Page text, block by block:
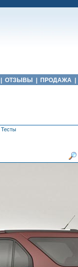
ОТЗЫВЫ ПРОДАЖА
Тесты